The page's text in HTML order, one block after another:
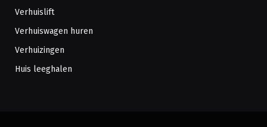
Verhuislift
Verhuiswagen huren
Verhuizingen
Huis leeghalen